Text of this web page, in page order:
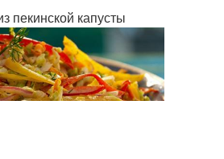
пекинской капусты